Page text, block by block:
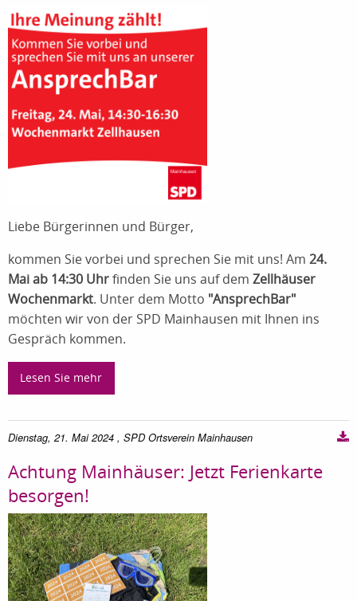
Liebe Bürgerinnen und Bürger,
kommen Sie vorbei und sprechen Sie mit uns! Am 24.
Mai ab 14:30 Uhrfinden Sie uns auf dem Zellhäuser
Wochenmarkt. Unter dem Motto "AnsprechBar"
möchten wir von der SPD Mainhausen mit Ihnen ins
Gespräch kommen.
Lesen Sie mehr
Dienstag, 21. Mai 2024 , SPD Ortsverein Mainhausen
Achtung Mainhäuser: Jetzt Ferienkarte
besorgen!